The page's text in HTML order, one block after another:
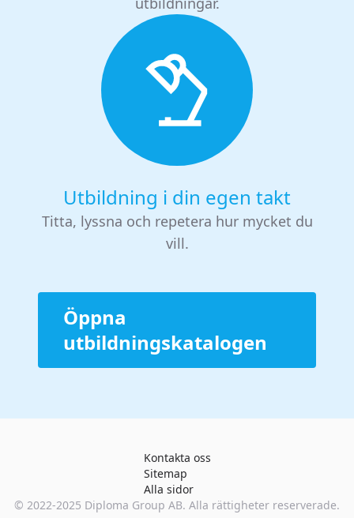
Utbildning i din egen takt
Titta, lyssna och repetera hur mycket du
vill.
Öppna
utbildningskatalogen
Kontakta oss
Sitemap
Alla sidor
© 2022-2025 Diploma Group AB. Alla rättigheter reserverade.